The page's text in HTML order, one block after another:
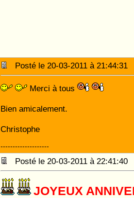
Posté le 20-03-2011 à
Merci à tous
Bien amicalement.
Christophe
--------------------
Posté le 20-03-2011 à
JOYEUX